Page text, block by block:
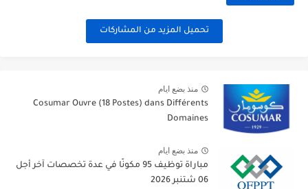
تحميل المزيد من المشاركات
منذ بضع ايام
Cosumar Ouvre (18 Postes) dans Différents
Domaines
منذ بضع ايام
مباراة توظيف 95 مكونًا في عدة تخصصات آخر أجل
06 شتنبر 2026